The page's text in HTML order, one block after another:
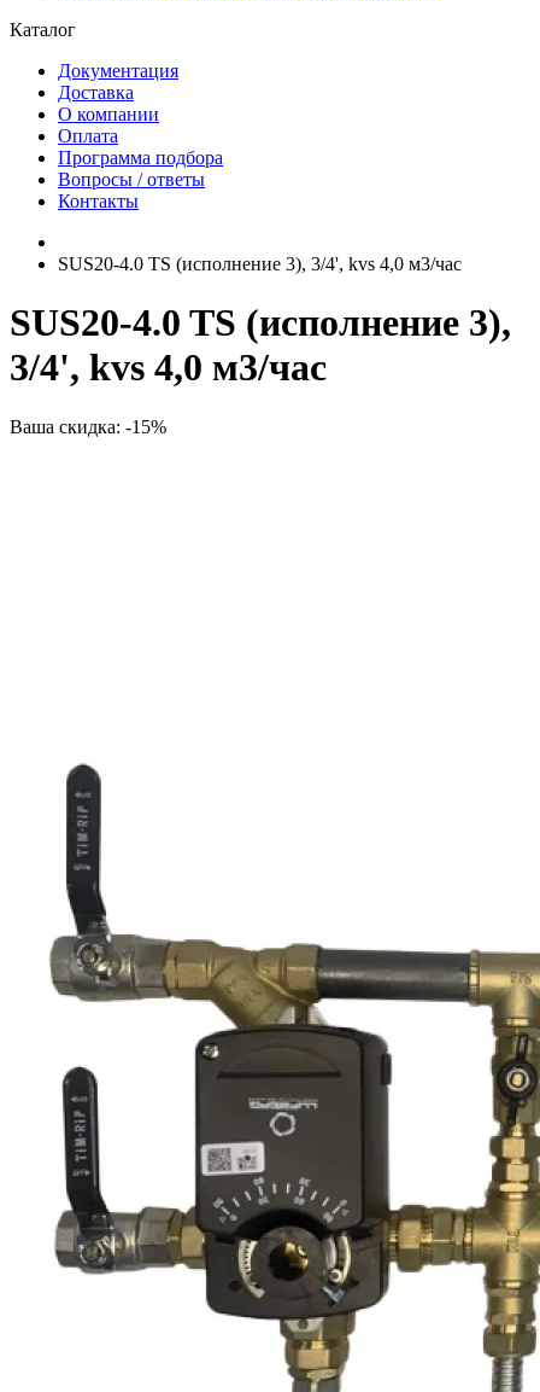
Каталог
Документация
Доставка
О компании
Оплата
Программа подбора
Вопросы / ответы
Контакты
SUS20-4.0 TS (исполнение 3), 3/4', kvs 4,0 м3/час
SUS20-4.0 TS (исполнение 3),
3/4', kvs 4,0 м3/час
Ваша скидка: -15%